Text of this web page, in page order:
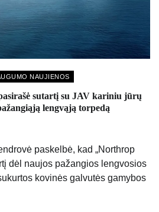
NAUJIENOS
sutartį su JAV kariniu jūrų
lengvąją torpedą
paskelbė, kad „Northrop
dėl naujos pažangios lengvosios
kovinės galvutės gamybos